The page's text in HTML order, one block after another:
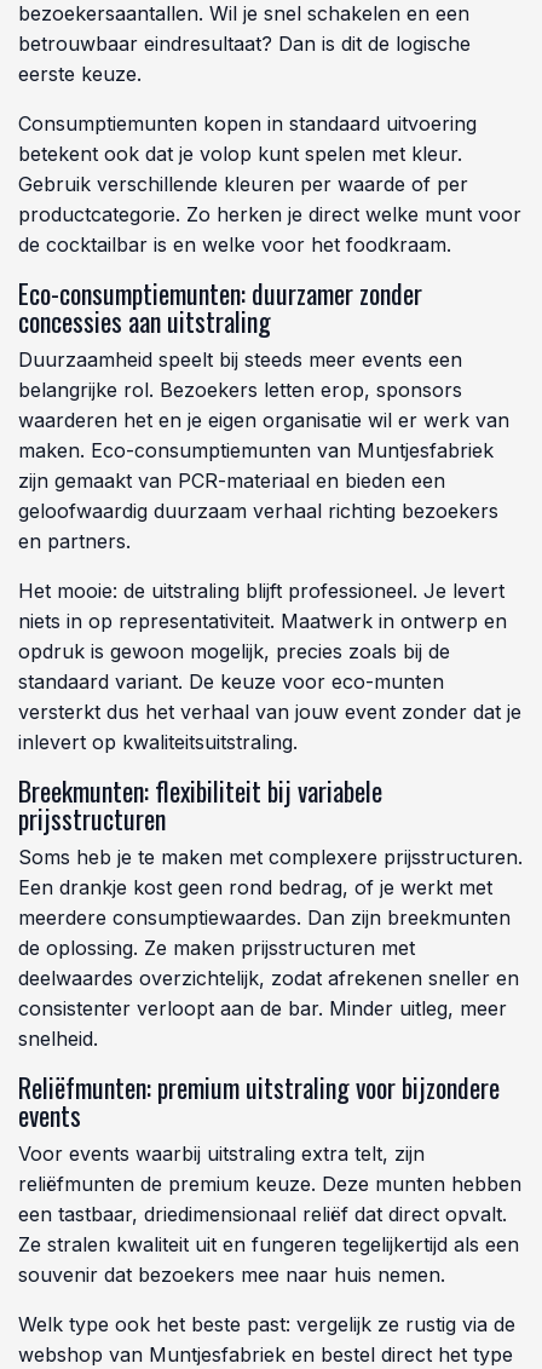
bezoekersaantallen. Wil je snel schakelen en een
betrouwbaar eindresultaat? Dan is dit de logische
eerste keuze.
Consumptiemunten kopen in standaard uitvoering
betekent ook dat je volop kunt spelen met kleur.
Gebruik verschillende kleuren per waarde of per
productcategorie. Zo herken je direct welke munt voor
de cocktailbar is en welke voor het foodkraam.
Eco-consumptiemunten: duurzamer zonder
concessies aan uitstraling
Duurzaamheid speelt bij steeds meer events een
belangrijke rol. Bezoekers letten erop, sponsors
waarderen het en je eigen organisatie wil er werk van
maken. Eco-consumptiemunten van Muntjesfabriek
zijn gemaakt van PCR-materiaal en bieden een
geloofwaardig duurzaam verhaal richting bezoekers
en partners.
Het mooie: de uitstraling blijft professioneel. Je levert
niets in op representativiteit. Maatwerk in ontwerp en
opdruk is gewoon mogelijk, precies zoals bij de
standaard variant. De keuze voor eco-munten
versterkt dus het verhaal van jouw event zonder dat je
inlevert op kwaliteitsuitstraling.
Breekmunten: flexibiliteit bij variabele
prijsstructuren
Soms heb je te maken met complexere prijsstructuren.
Een drankje kost geen rond bedrag, of je werkt met
meerdere consumptiewaardes. Dan zijn breekmunten
de oplossing. Ze maken prijsstructuren met
deelwaardes overzichtelijk, zodat afrekenen sneller en
consistenter verloopt aan de bar. Minder uitleg, meer
snelheid.
Reliëfmunten: premium uitstraling voor bijzondere
events
Voor events waarbij uitstraling extra telt, zijn
reliëfmunten de premium keuze. Deze munten hebben
een tastbaar, driedimensionaal reliëf dat direct opvalt.
Ze stralen kwaliteit uit en fungeren tegelijkertijd als een
souvenir dat bezoekers mee naar huis nemen.
Welk type ook het beste past: vergelijk ze rustig via de
webshop van Muntjesfabriek en bestel direct het type